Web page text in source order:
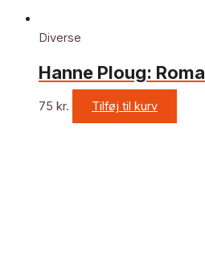
Diverse
Hanne Ploug:
75 kr. Tilføj til kurv